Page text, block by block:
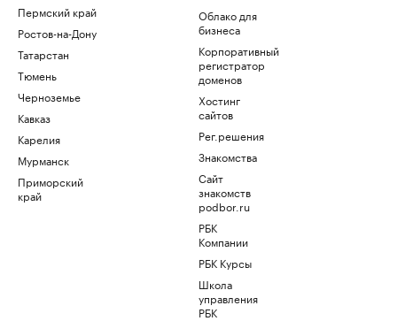
Пермский край
Ростов-на-Дону
Татарстан
Тюмень
Черноземье
Кавказ
Карелия
Мурманск
Приморский
край
Облако для
бизнеса
Корпоративный
регистратор
доменов
Хостинг
сайтов
Рег.решения
Знакомства
Сайт
знакомств
podbor.ru
РБК
Компании
РБК Курсы
Школа
управления
РБК